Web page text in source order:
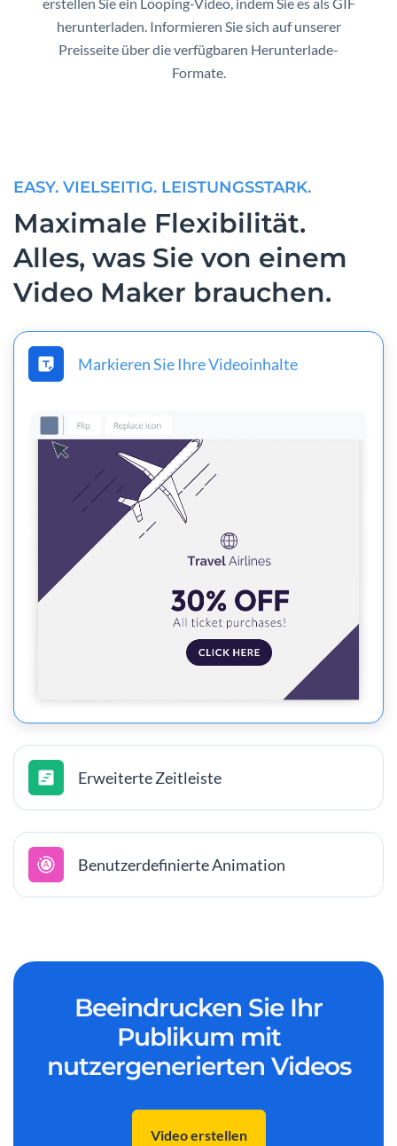
herunterladen. Informieren Sie sich auf unserer
Preisseite über die verfügbaren Herunterlade-
Formate.
EASY. VIELSEITIG. LEISTUNGSSTARK.
Maximale Flexibilität.
Alles, was Sie von einem
Video Maker brauchen.
Markieren Sie Ihre Videoinhalte
Erweiterte Zeitleiste
Benutzerdefinierte Animation
Beeindrucken Sie Ihr
Publikum mit
nutzergenerierten Videos
Video erstellen